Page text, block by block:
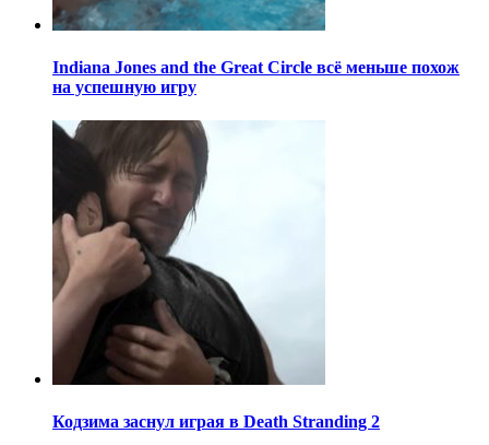
Indiana Jones and the Great Circle всё меньше похож
на успешную игру
Кодзима заснул играя в Death Stranding 2